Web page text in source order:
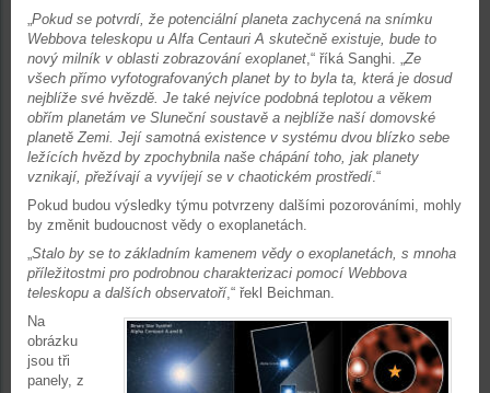
Pokud se potvrdí, že potenciální planeta zachycená na snímku
Webbova teleskopu u Alfa Centauri A skutečně existuje, bude to
nový milník v oblasti zobrazování exoplanet ,“ říká Sanghi. „ Ze
všech přímo vyfotografovaných planet by to byla ta, která je dosud
nejblíže své hvězdě. Je také nejvíce podobná teplotou a věkem
obřím planetám ve Sluneční soustavě a nejblíže naší domovské
planetě Zemi. Její samotná existence v systému dvou blízko sebe
ležících hvězd by zpochybnila naše chápání toho, jak planety
vznikají, přežívají a vyvíjejí se v chaotickém prostředí.“
Pokud budou výsledky týmu potvrzeny dalšími pozorováními, mohly
by změnit budoucnost vědy o exoplanetách.
Stalo by se to základním kamenem vědy o exoplanetách, s mnoha
příležitostmi pro podrobnou charakterizaci pomocí Webbova
teleskopu a dalších observatoří,“ řekl Beichman.
Na
obrázku
jsou tři
panely, z